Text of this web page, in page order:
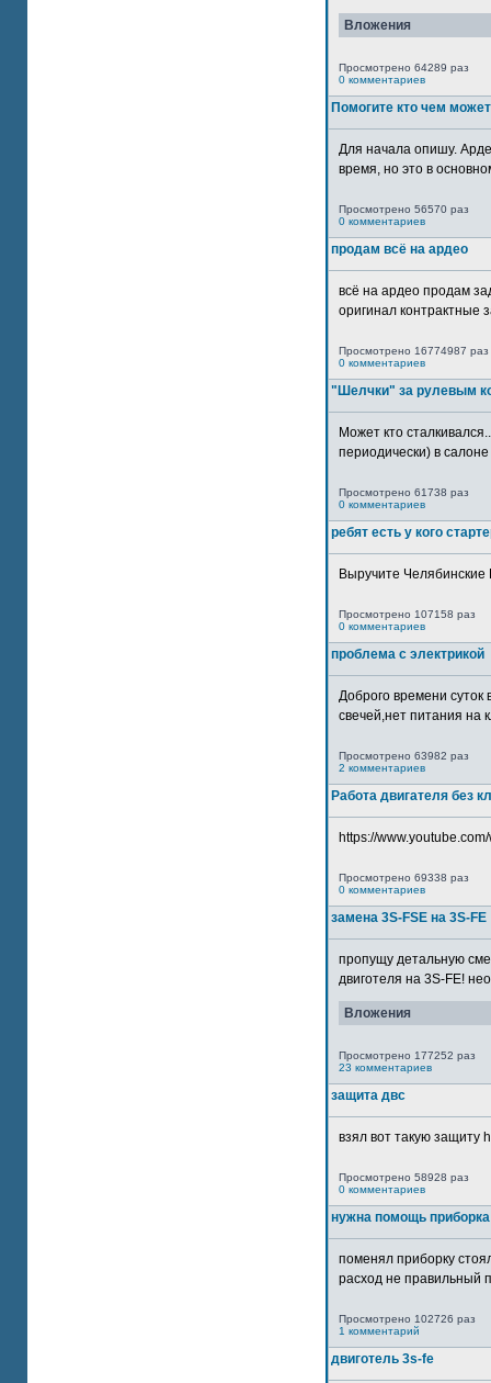
Вложения
Просмотрено 64289 раз
0 комментариев
Помогите кто чем может
Для начала опишу.
время, но это в
Просмотрено 56570 раз
0 комментариев
продам всё на ардео
всё на ардео продам
оригинал контрактные
Просмотрено 16774987 раз
0 комментариев
"Шелчки" за рулевым
Может кто
периодически) в
Просмотрено 61738 раз
0 комментариев
ребят есть у кого
Выручите
Просмотрено 107158 раз
0 комментариев
проблема с электрикой
Доброго времени суток
свечей,нет питания на
Просмотрено 63982 раз
2 комментариев
Работа двигателя без
https://
Просмотрено 69338 раз
0 комментариев
замена 3S-FSE на 3S-FE
пропущу детальную
двиготеля на 3S-FE!
Вложения
Просмотрено 177252 раз
23 комментариев
защита двс
взял вот такую защиту
Просмотрено 58928 раз
0 комментариев
нужна помощь
поменял приборку
расход не правильный
Просмотрено 102726 раз
1 комментарий
двиготель 3s-fe